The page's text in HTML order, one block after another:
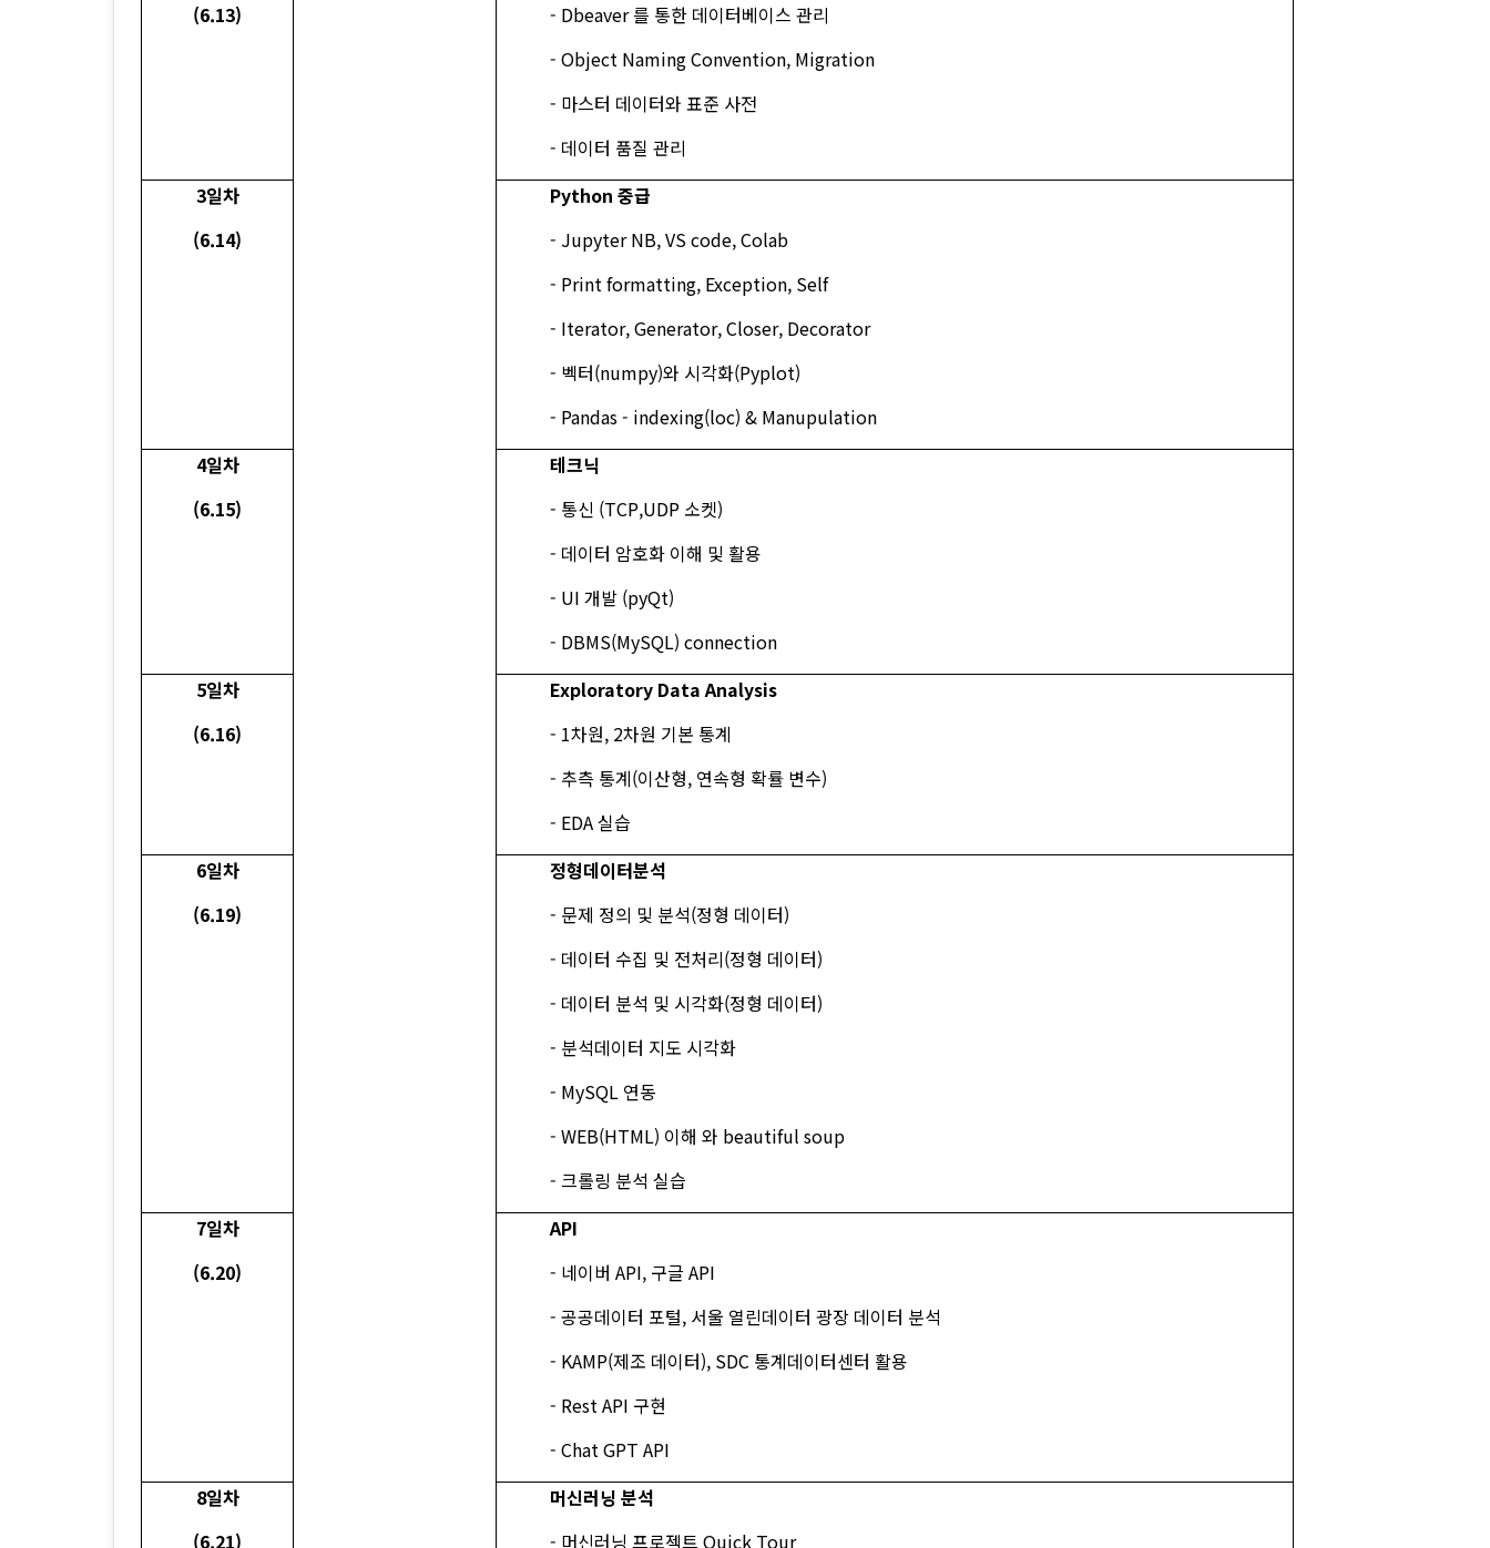
(6.13)
- Dbeaver 를 통한 데이터베이스 관리
- Object Naming Convention, Migration
- 마스터 데이터와 표준 사전
- 데이터 품질 관리
3일차
(6.14)
Python 중급
- Jupyter NB, VS code, Colab
- Print formatting, Exception, Self
- Iterator, Generator, Closer, Decorator
- 벡터(numpy)와 시각화(Pyplot)
- Pandas - indexing(loc) & Manupulation
4일차
(6.15)
테크닉
- 통신 (TCP,UDP 소켓)
- 데이터 암호화 이해 및 활용
- UI 개발 (pyQt)
- DBMS(MySQL) connection
5일차
(6.16)
Exploratory Data Analysis
- 1차원, 2차원 기본 통계
- 추측 통계(이산형, 연속형 확률 변수)
- EDA 실습
6일차
(6.19)
정형데이터분석
- 문제 정의 및 분석(정형 데이터)
- 데이터 수집 및 전처리(정형 데이터)
- 데이터 분석 및 시각화(정형 데이터)
- 분석데이터 지도 시각화
- MySQL 연동
- WEB(HTML) 이해 와 beautiful soup
- 크롤링 분석 실습
7일차
(6.20)
API
- 네이버 API, 구글 API
- 공공데이터 포털, 서울 열린데이터 광장 데이터 분석
- KAMP(제조 데이터), SDC 통계데이터센터 활용
- Rest API 구현
- Chat GPT API
8일차
(6.21)
머신러닝 분석
- 머신러닝 프로젝트 Quick Tour